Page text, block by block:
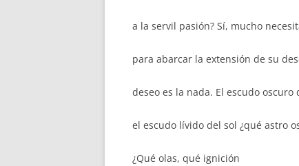
a la servil pasión? Sí, mucho
para abarcar la extensión de su
deseo es la nada. El escudo oscuro
el escudo lívido del sol ¿qué astro
¿Qué olas, qué ignición